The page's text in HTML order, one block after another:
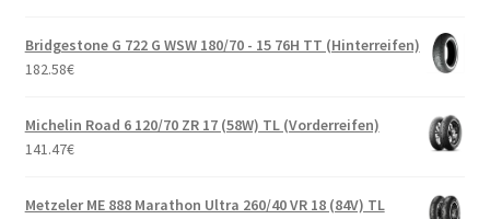
Bridgestone G 722 G WSW 180/70 - 15 76H TT (Hinterreifen)
182.58€
Michelin Road 6 120/70 ZR 17 (58W) TL (Vorderreifen)
141.47€
Metzeler ME 888 Marathon Ultra 260/40 VR 18 (84V) TL